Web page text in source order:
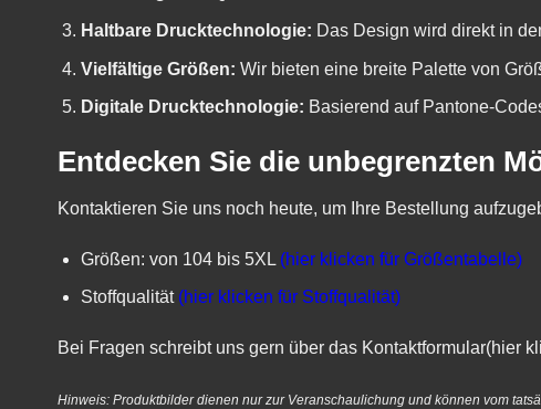
Haltbare Drucktechnologie: Das Design wird direkt in
Vielfältige Größen: Wir bieten eine breite Palette von
Digitale Drucktechnologie: Basierend auf Pantone-
Entdecken Sie die unbegrenzten
Kontaktieren Sie uns noch heute, um Ihre Bestellung
Größen: von 104 bis 5XL (hier klicken für Größentabelle)
Stoffqualität (hier klicken für Stoffqualität)
Bei Fragen schreibt uns gern über das Kontaktformular(hier
Hinweis: Produktbilder dienen nur zur Veranschaulichung und können vom